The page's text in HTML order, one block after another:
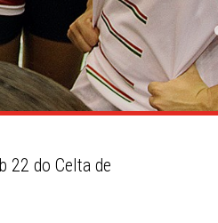
22 do Celta de